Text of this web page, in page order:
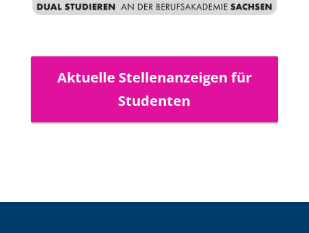
Aktuelle Stellenanzeigen für
Studenten